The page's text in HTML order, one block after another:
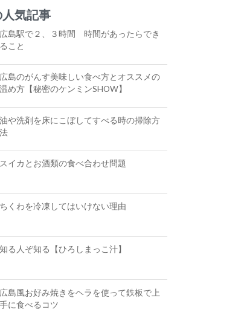
気記事
広島駅で２、３時間 時間があったらでき
ること
広島のがんす美味しい食べ方とオススメの
温め方【秘密のケンミンSHOW】
油や洗剤を床にこぼしてすべる時の掃除方
法
スイカとお酒類の食べ合わせ問題
ちくわを冷凍してはいけない理由
知る人ぞ知る【ひろしまっこ汁】
広島風お好み焼きをヘラを使って鉄板で上
手に食べるコツ